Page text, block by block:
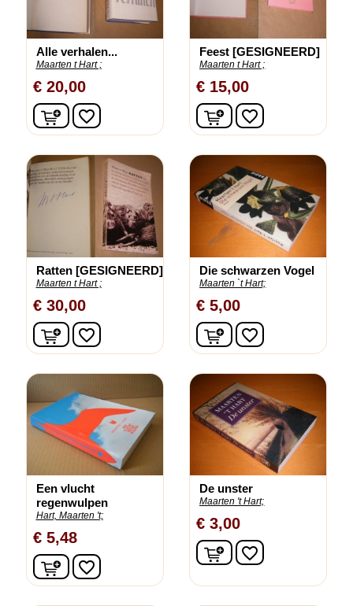
Alle verhalen...
Maarten t Hart ;
€ 20,00
In winkelwagen
favorite_border
Feest [GESIGNEERD]
Maarten t Hart ;
€ 15,00
In winkelwagen
favorite_border
Ratten [GESIGNEERD]
Maarten t Hart ;
€ 30,00
In winkelwagen
favorite_border
Die schwarzen Vogel
Maarten `t Hart;
€ 5,00
In winkelwagen
favorite_border
Een vlucht
regenwulpen
Hart, Maarten 't;
€ 5,48
In winkelwagen
favorite_border
De unster
Maarten 't Hart;
€ 3,00
In winkelwagen
favorite_border